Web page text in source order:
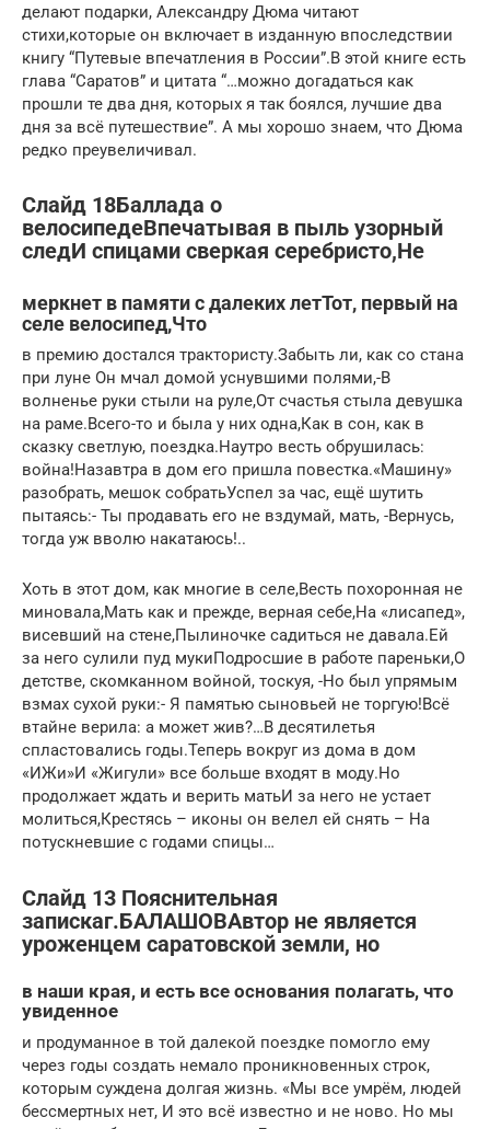
делают подарки, Александру Дюма читают
стихи,которые он включает в изданную впоследствии
книгу “Путевые впечатления в России”.В этой книге есть
глава “Саратов” и цитата “…можно догадаться как
прошли те два дня, которых я так боялся, лучшие два
дня за всё путешествие”. А мы хорошо знаем, что Дюма
редко преувеличивал.
Слайд 18Баллада о
велосипедеВпечатывая в пыль узорный
следИ спицами сверкая серебристо,Не
меркнет в памяти с далеких летТот, первый на
селе велосипед,Что
в премию достался трактористу.Забыть ли, как со стана
при луне Он мчал домой уснувшими полями,-В
волненье руки стыли на руле,От счастья стыла девушка
на раме.Всего-то и была у них одна,Как в сон, как в
сказку светлую, поездка.Наутро весть обрушилась:
война!Назавтра в дом его пришла повестка.«Машину»
разобрать, мешок собратьУспел за час, ещё шутить
пытаясь:- Ты продавать его не вздумай, мать, -Вернусь,
тогда уж вволю накатаюсь!..
Хоть в этот дом, как многие в селе,Весть похоронная не
миновала,Мать как и прежде, верная себе,На «лисапед»,
висевший на стене,Пылиночке садиться не давала.Ей
за него сулили пуд мукиПодросшие в работе пареньки,О
детстве, скомканном войной, тоскуя, -Но был упрямым
взмах сухой руки:- Я памятью сыновьей не торгую!Всё
втайне верила: а может жив?…В десятилетья
спластовались годы.Теперь вокруг из дома в дом
«ИЖи»И «Жигули» все больше входят в моду.Но
продолжает ждать и верить матьИ за него не устает
молиться,Крестясь – иконы он велел ей снять – На
потускневшие с годами спицы…
Слайд 13 Пояснительная
запискаг.БАЛАШОВАвтор не является
уроженцем саратовской земли, но
в наши края, и есть все основания полагать, что
увиденное
и продуманное в той далекой поездке помогло ему
через годы создать немало проникновенных строк,
которым суждена долгая жизнь. «Мы все умрём, людей
бессмертных нет, И это всё известно и не ново. Но мы